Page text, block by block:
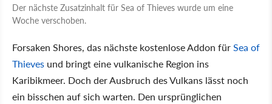
Der nächste Zusatzinhalt für Sea of Thieves wurde um eine
Woche verschoben.
Forsaken Shores, das nächste kostenlose Addon fürSea of
Thieves und bringt eine vulkanische Region ins
Karibikmeer. Doch der Ausbruch des Vulkans lässt noch
ein bisschen auf sich warten. Den ursprünglichen